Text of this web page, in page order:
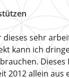
sehr
kann ich
Dieses
2012 allein aus